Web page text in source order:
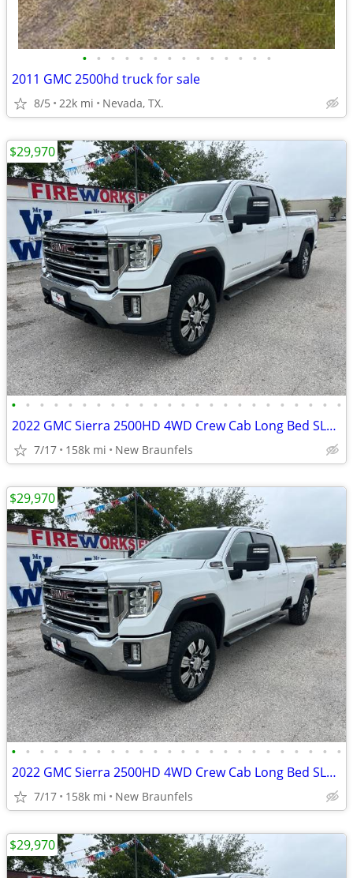
• • • • • • • • • • • • • •
2011 GMC 2500hd truck for sale
8/5 22k mi Nevada, TX.
• • • • • • • • • • • • • • • • • • • • • • • •
2022 GMC Sierra 2500HD 4WD Crew Cab Long Bed SLE 6.6L Gas 20 Alloys
7/17 158k mi New Braunfels
$29,970
• • • • • • • • • • • • • • • • • • • • • • • •
2022 GMC Sierra 2500HD 4WD Crew Cab Long Bed SLE 6.6L Gas 20 Alloys
7/17 158k mi New Braunfels
$29,970
$29,970